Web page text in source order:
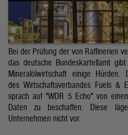
Bei der Prüfung der von Raffinerien
das deutsche Bundeskartellamt
Mineralölwirtschaft einige Hürden.
des Wirtschaftsverbandes Fuels &
sprach auf "WDR 5 Echo" von
Daten zu beschaffen. Diese
Unternehmen nicht vor.